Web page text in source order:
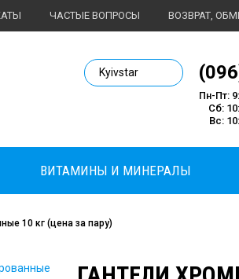
ЧАСТЫЕ ВОПРОСЫ ВОЗВРАТ,
Body Market №1 магазин спортивного
Kyivstar
Пн-Пт:
Сб:
Вс:
ВИТАМИНЫ И МИНЕРАЛЫ
10 кг (цена за пару)